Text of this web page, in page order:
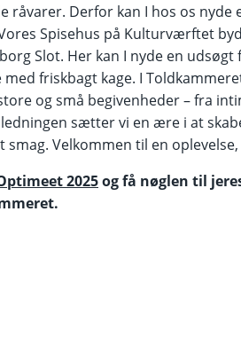
råvarer. Derfor kan I hos os
Spisehus på Kulturværftet
Slot. Her kan I nyde en
friskbagt kage. I
og små begivenheder – fra
sætter vi en ære i at
Velkommen til en oplevelse,
2025og få nøglen til